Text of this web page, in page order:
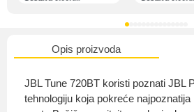
Opis proizvoda
JBL Tune 720BT koristi poznati JBL
tehnologiju koja pokreće